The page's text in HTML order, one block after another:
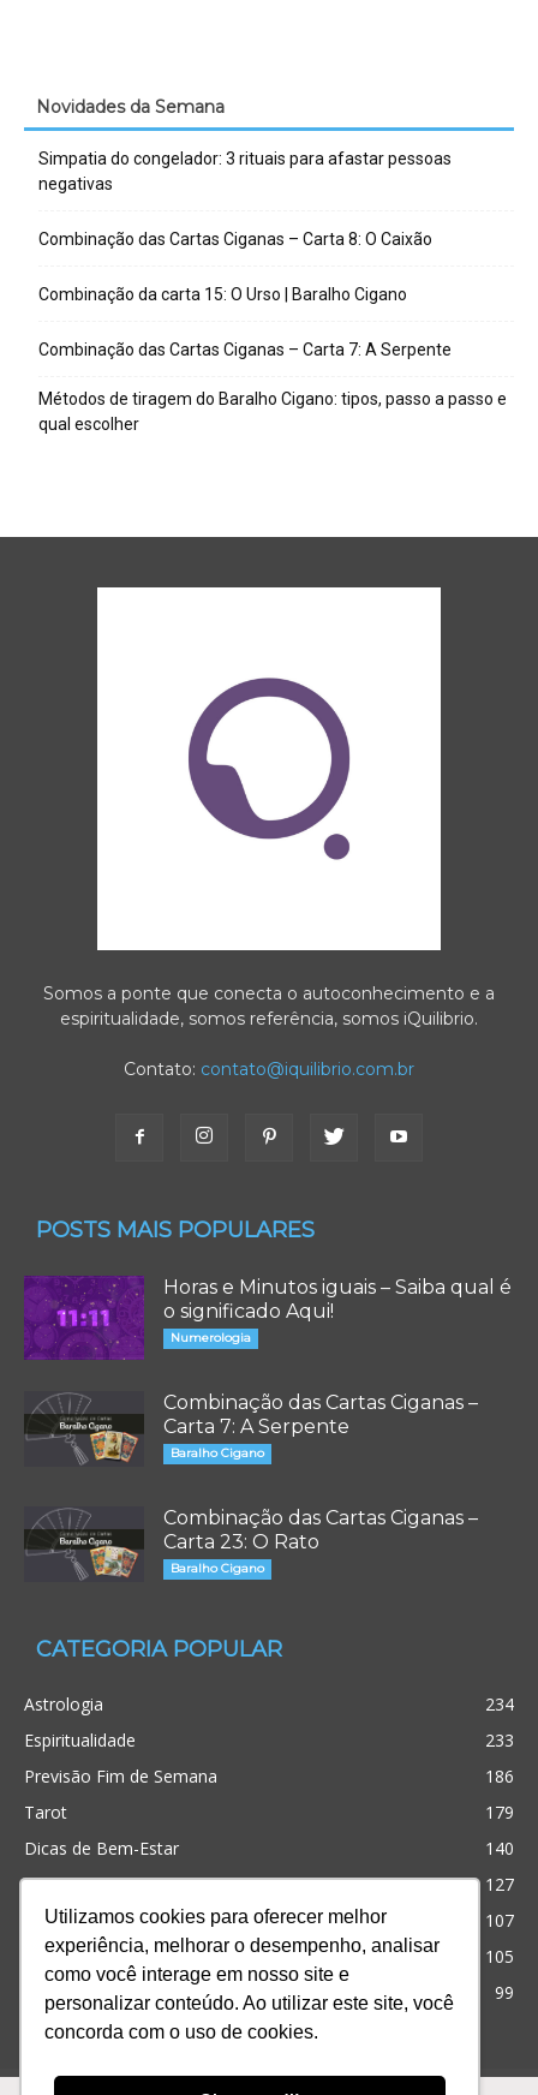
Utilizamos cookies para oferecer melhor
experiência, melhorar o desempenho, analisar
como você interage em nosso site e
personalizar conteúdo. Ao utilizar este site, você
concorda com o uso de cookies.
Novidades da Semana
Simpatia do congelador: 3 rituais para afastar pessoas
negativas
Combinação das Cartas Ciganas – Carta 8: O Caixão
Combinação da carta 15: O Urso | Baralho Cigano
Combinação das Cartas Ciganas – Carta 7: A Serpente
Métodos de tiragem do Baralho Cigano: tipos, passo a passo e
qual escolher
Somos a ponte que conecta o autoconhecimento e a
espiritualidade, somos referência, somos iQuilibrio.
Contato: contato@iquilibrio.com.br
POSTS MAIS POPULARES
Horas e Minutos iguais – Saiba qual é
o significado Aqui!
Numerologia
Combinação das Cartas Ciganas –
Carta 7: A Serpente
Baralho Cigano
Combinação das Cartas Ciganas –
Carta 23: O Rato
Baralho Cigano
CATEGORIA POPULAR
Astrologia
234
Espiritualidade
233
Previsão Fim de Semana
186
Tarot
179
Dicas de Bem-Estar
140
Cristianismo
127
Simpatias
107
Significado dos sonhos
105
99